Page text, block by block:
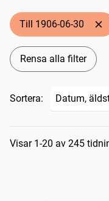
Till 1906-06-30
Rensa alla filter
Sortera:
Visar 1-20 av 245